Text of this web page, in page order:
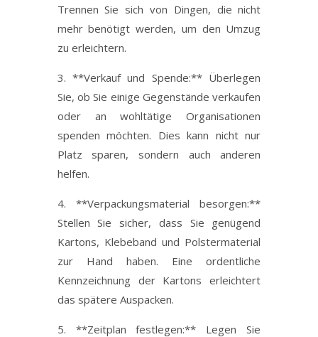
Trennen Sie sich von Dingen, die nicht
mehr benötigt werden, um den Umzug
zu erleichtern.
3. **Verkauf und Spende:** Überlegen
Sie, ob Sie einige Gegenstände verkaufen
oder an wohltätige Organisationen
spenden möchten. Dies kann nicht nur
Platz sparen, sondern auch anderen
helfen.
4. **Verpackungsmaterial besorgen:**
Stellen Sie sicher, dass Sie genügend
Kartons, Klebeband und Polstermaterial
zur Hand haben. Eine ordentliche
Kennzeichnung der Kartons erleichtert
das spätere Auspacken.
5. **Zeitplan festlegen:** Legen Sie